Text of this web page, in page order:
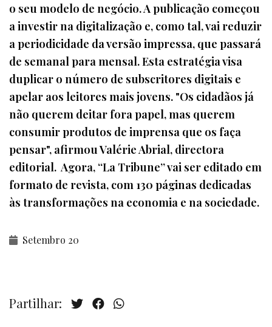
o seu modelo de negócio. A publicação começou
a investir na digitalização e, como tal, vai reduzir
a periodicidade da versão impressa, que passará
de semanal para mensal. Esta estratégia visa
duplicar o número de subscritores digitais e
apelar aos leitores mais jovens. "Os cidadãos já
não querem deitar fora papel, mas querem
consumir produtos de imprensa que os faça
pensar", afirmou Valérie Abrial, directora
editorial. Agora, “La Tribune” vai ser editado em
formato de revista, com 130 páginas dedicadas
às transformações na economia e na sociedade.
Setembro 20
Partilhar: